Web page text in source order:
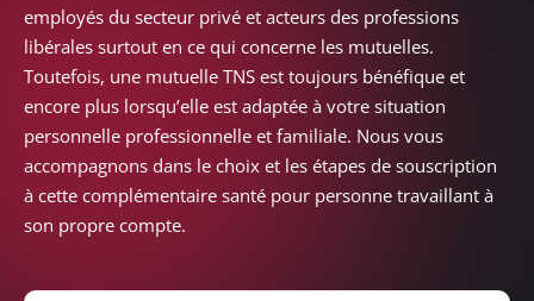
employés du secteur privé et acteurs des professions
libérales surtout en ce qui concerne les mutuelles.
Toutefois, une mutuelle TNS est toujours bénéfique et
encore plus lorsqu’elle est adaptée à votre situation
personnelle professionnelle et familiale. Nous vous
accompagnons dans le choix et les étapes de souscription
à cette complémentaire santé pour personne travaillant à
son propre compte.